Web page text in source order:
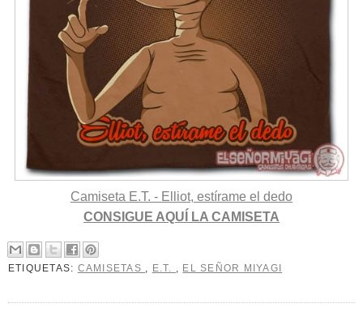
Camiseta E.T. - Elliot, estírame el dedo
CONSIGUE AQUÍ LA CAMISETA
ETIQUETAS: CAMISETAS , E.T. , EL SEÑOR MIYAGI